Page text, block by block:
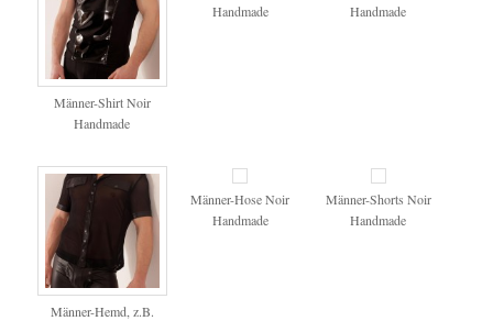
Männer-Shirt Noir
Handmade
Handmade
Handmade
Männer-Hemd, z.B.
Männer-Hose Noir
Handmade
Männer-Shorts Noir
Handmade